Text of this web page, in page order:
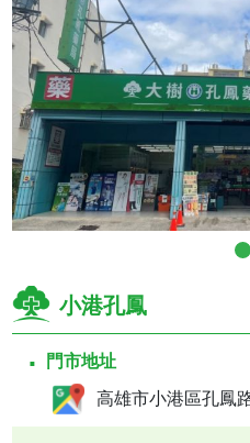
小港孔鳳
門市地址
高雄市小港區孔鳳